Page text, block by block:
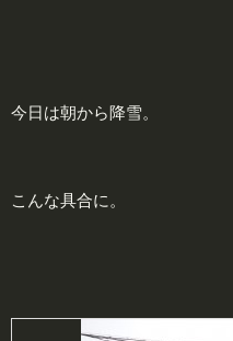
今日は朝から降雪。
こんな具合に。